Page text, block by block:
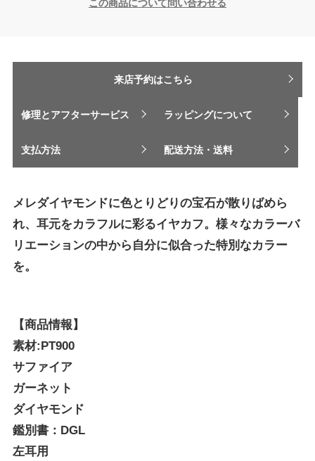
この商品について問い合わせる
来店予約はこちら
修理とアフターサービス ラッピングについて
支払方法 配送方法・送料
メレダイヤモンドに色とりどりの宝石が散りばめら
れ、耳元をカラフルに彩るイヤカフ。様々なカラーバ
リエーションの中から自分に似合った特別なカラー
を。
【商品情報】
素材:PT900
サファイア
ガーネット
ダイヤモンド
鑑別書：DGL
左耳用